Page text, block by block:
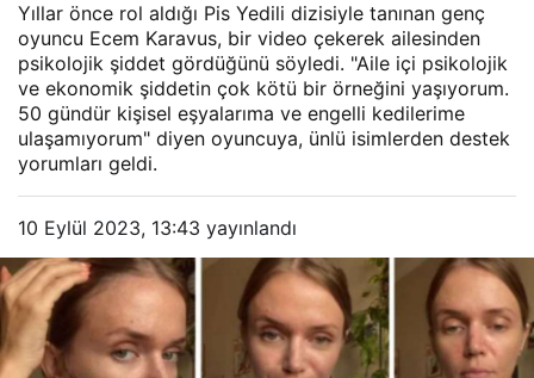
Yıllar önce rol aldığı Pis Yedili dizisiyle tanınan genç
oyuncu Ecem Karavus, bir video çekerek ailesinden
psikolojik şiddet gördüğünü söyledi. "Aile içi psikolojik
ve ekonomik şiddetin çok kötü bir örneğini yaşıyorum.
50 gündür kişisel eşyalarıma ve engelli kedilerime
ulaşamıyorum" diyen oyuncuya, ünlü isimlerden destek
yorumları geldi.
10 Eylül 2023, 13:43 yayınlandı